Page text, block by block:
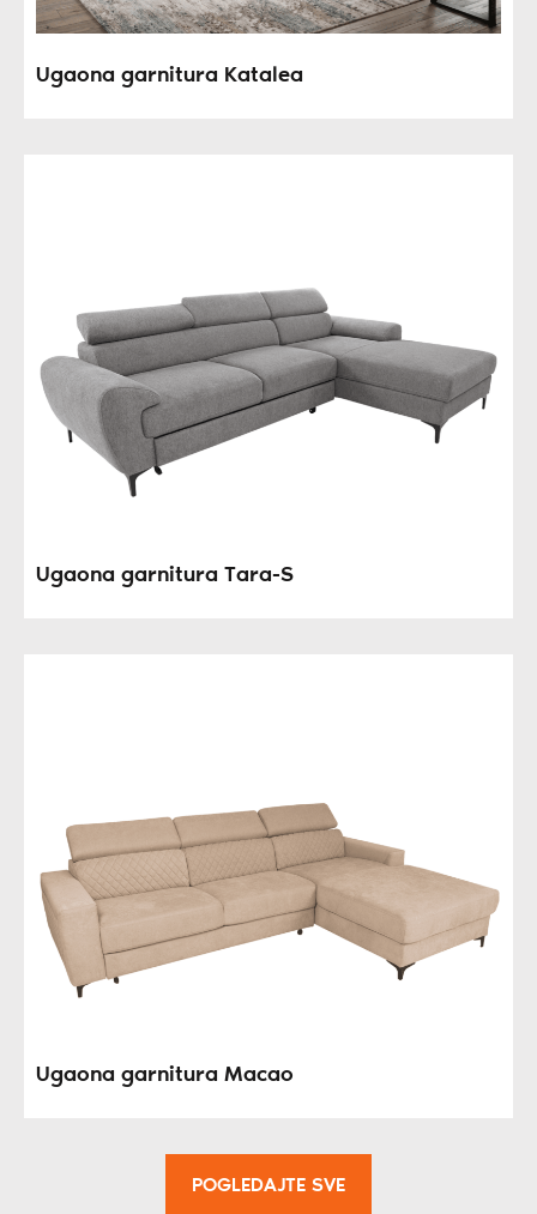
Ugaona garnitura Katalea
Ugaona garnitura Tara-S
Ugaona garnitura Macao
POGLEDAJTE SVE